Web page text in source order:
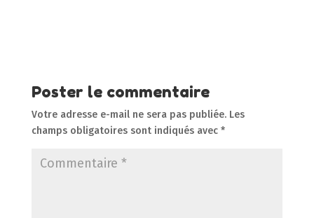
Poster le commentaire
Votre adresse e-mail ne sera pas publiée. Les
champs obligatoires sont indiqués avec *